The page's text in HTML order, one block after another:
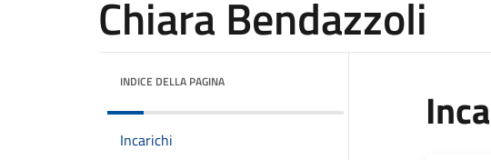
Chiara Bendazzoli
INDICE DELLA PAGINA
Incarichi